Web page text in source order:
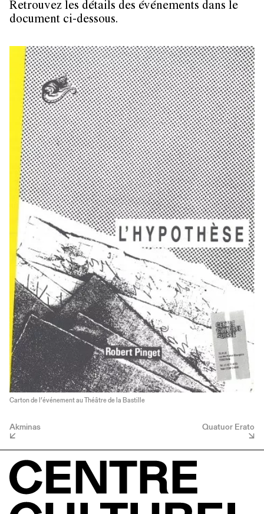
Retrouvez les détails des événements dans le
document ci-dessous.
Carton de l’événement au Théâtre de la Bastille
Akminas Quatuor Erato